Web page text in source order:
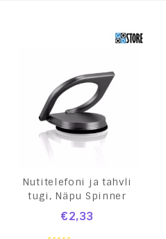
Nutitelefoni ja tahvli
tugi, Näpu Spinner
€2,33